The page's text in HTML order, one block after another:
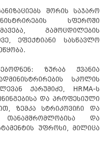
შორის საჯარო
სფეროში
გამოცდილების
ეფექტიანი სასწავლო
ზურაბ ჟვანია
სკოლის
ქარუმიძე, HRMA-ს
და პროფესიული
ზემკა სტრიკოვიჩი და
თანამშრომლობისა და
უფროსი, მილიცა